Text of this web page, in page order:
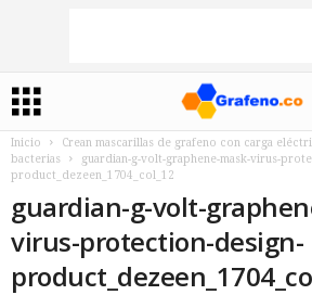
Inicio
Crean mascarillas de grafeno con carga
bacterias
guardian-g-volt-graphene-mask-virus-
product_dezeen_1704_col_12
guardian-g-volt-
virus-protection-design-